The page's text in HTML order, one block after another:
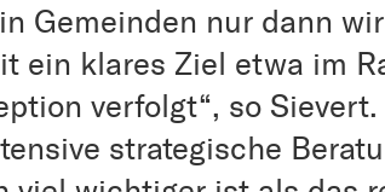
Gemeinden nur dann
ein klares Ziel etwa im
verfolgt“, so
strategische